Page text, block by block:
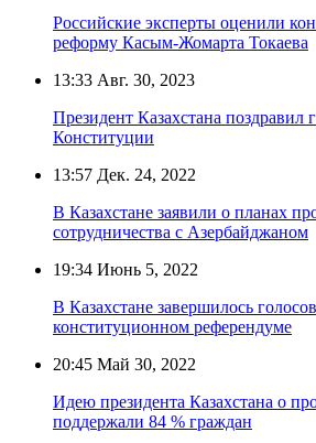
Российские эксперты оценили
реформу Касым-Жомарта Токаева
13:33 Авг. 30, 2023
Президент Казахстана поздравил
Конституции
13:57 Дек. 24, 2022
В Казахстане заявили о планах
сотрудничества с Азербайджаном
19:34 Июнь 5, 2022
В Казахстане завершилось
конституционном референдуме
20:45 Май 30, 2022
Идею президента Казахстана о
поддержали 84 % граждан